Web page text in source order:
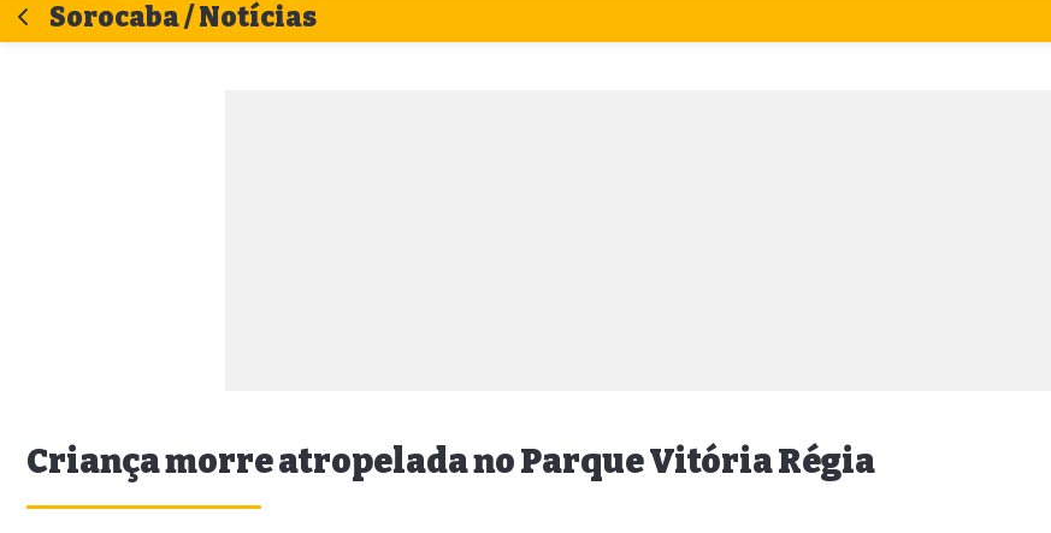
Sorocaba / Notícias
Criança morre atropelada no Parque Vitória Régia